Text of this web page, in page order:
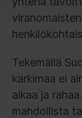
Tekemällä
kärkimaa ei
aikaa ja
mahdollista